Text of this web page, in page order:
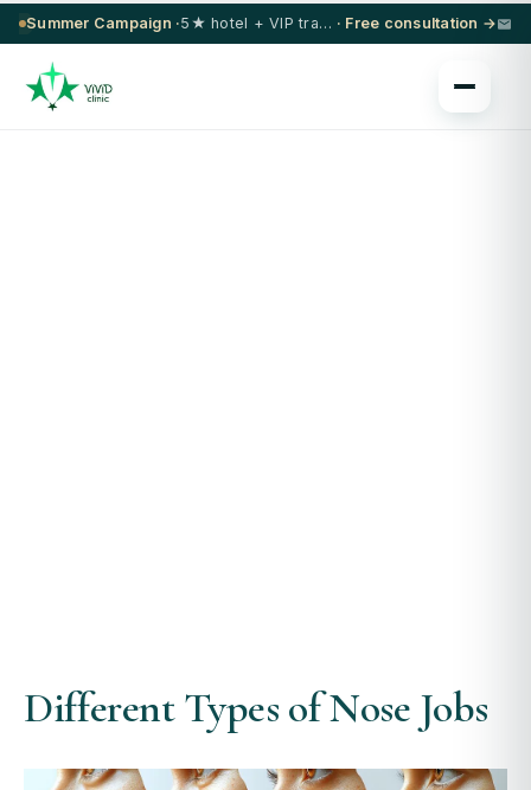
Summer Campaign · 5★ hotel + VIP transfer on select procedures · Free consultation →
Different Types of Nose Jobs